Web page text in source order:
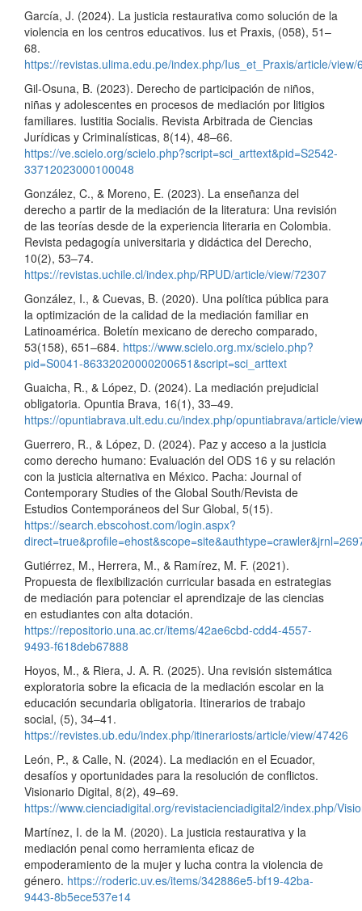
García, J. (2024). La justicia restaurativa como solución de la
violencia en los centros educativos. Ius et Praxis, (058), 51–
68.
https://revistas.ulima.edu.pe/index.php/Ius_et_Praxis/article/view/
Gil-Osuna, B. (2023). Derecho de participación de niños,
niñas y adolescentes en procesos de mediación por litigios
familiares. Iustitia Socialis. Revista Arbitrada de Ciencias
Jurídicas y Criminalísticas, 8(14), 48–66.
https://ve.scielo.org/scielo.php?script=sci_arttext&pid=S2542-
33712023000100048
González, C., & Moreno, E. (2023). La enseñanza del
derecho a partir de la mediación de la literatura: Una revisión
de las teorías desde de la experiencia literaria en Colombia.
Revista pedagogía universitaria y didáctica del Derecho,
10(2), 53–74.
https://revistas.uchile.cl/index.php/RPUD/article/view/72307
González, I., & Cuevas, B. (2020). Una política pública para
la optimización de la calidad de la mediación familiar en
Latinoamérica. Boletín mexicano de derecho comparado,
53(158), 651–684. https://www.scielo.org.mx/scielo.php?
pid=S0041-86332020000200651&script=sci_arttext
Guaicha, R., & López, D. (2024). La mediación prejudicial
obligatoria. Opuntia Brava, 16(1), 33–49.
https://opuntiabrava.ult.edu.cu/index.php/opuntiabrava/article/
Guerrero, R., & López, D. (2024). Paz y acceso a la justicia
como derecho humano: Evaluación del ODS 16 y su relación
con la justicia alternativa en México. Pacha: Journal of
Contemporary Studies of the Global South/Revista de
Estudios Contemporáneos del Sur Global, 5(15).
https://search.ebscohost.com/login.aspx?
Gutiérrez, M., Herrera, M., & Ramírez, M. F. (2021).
Propuesta de flexibilización curricular basada en estrategias
de mediación para potenciar el aprendizaje de las ciencias
en estudiantes con alta dotación.
https://repositorio.una.ac.cr/items/42ae6cbd-cdd4-4557-
9493-f618deb67888
Hoyos, M., & Riera, J. A. R. (2025). Una revisión sistemática
exploratoria sobre la eficacia de la mediación escolar en la
educación secundaria obligatoria. Itinerarios de trabajo
social, (5), 34–41.
https://revistes.ub.edu/index.php/itinerariosts/article/view/47426
León, P., & Calle, N. (2024). La mediación en el Ecuador,
desafíos y oportunidades para la resolución de conflictos.
Visionario Digital, 8(2), 49–69.
https://www.cienciadigital.org/revistacienciadigital2/index.php/
Martínez, I. de la M. (2020). La justicia restaurativa y la
mediación penal como herramienta eficaz de
empoderamiento de la mujer y lucha contra la violencia de
género. https://roderic.uv.es/items/342886e5-bf19-42ba-
9443-8b5ece537e14